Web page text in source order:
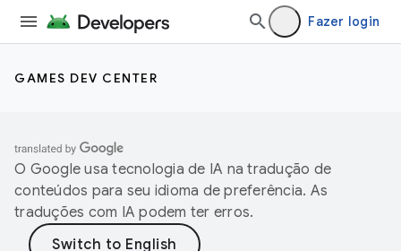
Fazer login
GAMES DEV CENTER
O Google usa tecnologia de IA na tradução de
conteúdos para seu idioma de preferência. As
traduções com IA podem ter erros.